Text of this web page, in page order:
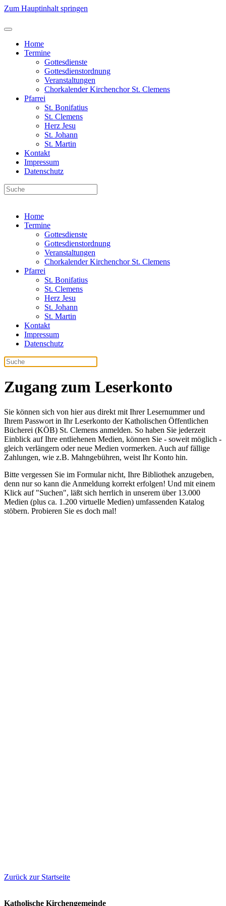
Zum Hauptinhalt springen
Home
Termine
Gottesdienste
Gottesdienstordnung
Veranstaltungen
Chorkalender Kirchenchor St. Clemens
Pfarrei
St. Bonifatius
St. Clemens
Herz Jesu
St. Johann
St. Martin
Kontakt
Impressum
Datenschutz
Home
Termine
Gottesdienste
Gottesdienstordnung
Veranstaltungen
Chorkalender Kirchenchor St. Clemens
Pfarrei
St. Bonifatius
St. Clemens
Herz Jesu
St. Johann
St. Martin
Kontakt
Impressum
Datenschutz
Zugang zum Leserkonto
Sie können sich von hier aus direkt mit Ihrer Lesernummer und
Ihrem Passwort in Ihr Leserkonto der Katholischen Öffentlichen
Bücherei (KÖB) St. Clemens anmelden. So haben Sie jederzeit
Einblick auf Ihre entliehenen Medien, können Sie - soweit möglich -
gleich verlängern oder neue Medien vormerken. Auch auf fällige
Zahlungen, wie z.B. Mahngebühren, weist Ihr Konto hin.
Bitte vergessen Sie im Formular nicht, Ihre Bibliothek anzugeben,
denn nur so kann die Anmeldung korrekt erfolgen! Und mit einem
Klick auf "Suchen", läßt sich herrlich in unserem über 13.000
Medien (plus ca. 1.200 virtuelle Medien) umfassenden Katalog
stöbern. Probieren Sie es doch mal!
Zurück zur Startseite
Katholische Kirchengemeinde